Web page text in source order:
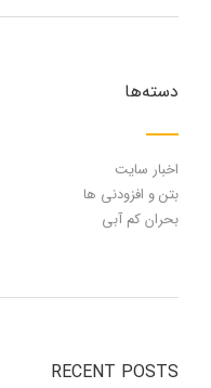
دسته‌ها
اخبار سایت
بتن و افزودنی ها
بحران کم آبی
RECENT POSTS